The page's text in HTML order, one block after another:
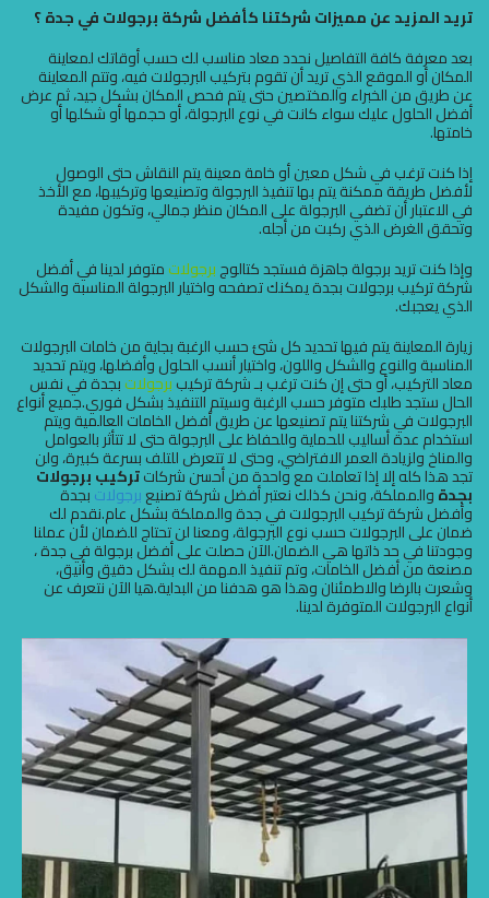
تريد المزيد عن مميزات شركتنا كأفضل شركة برجولات في جدة ؟
بعد معرفة كافة التفاصيل نحدد معاد مناسب لك حسب أوقاتك لمعاينة
المكان أو الموقع الذي تريد أن تقوم بتركيب البرجولات فيه، وتتم المعاينة
عن طريق من الخبراء والمختصين حتى يتم فحص المكان بشكل جيد، ثم عرض
أفضل الحلول عليك سواء كانت في نوع البرجولة، أو حجمها أو شكلها أو
خامتها.
إذا كنت ترغب في شكل معين أو خامة معينة يتم النقاش حتى الوصول
لأفضل طريقة ممكنة يتم بها تنفيذ البرجولة وتصنيعها وتركيبها، مع الأخذ
في الاعتبار أن تضفي البرجولة على المكان منظر جمالي، وتكون مفيدة
وتحقق الغرض الذي ركبت من أجله.
وإذا كنت تريد برجولة جاهزة فستجد كتالوجبرجولاتمتوفر لدينا في أفضل
شركة تركيب برجولات بجدة يمكنك تصفحه واختيار البرجولة المناسبة والشكل
الذي يعجبك.
زيارة المعاينة يتم فيها تحديد كل شئ حسب الرغبة بجاية من خامات البرجولات
المناسبة والنوع والشكل واللون، واختيار أنسب الحلول وأفضلها، ويتم تحديد
معاد التركيب، أو حتى إن كنت ترغب بـ شركة تركيببرجولاتبجدة في نفس
الحال ستجد طلبك متوفر حسب الرغبة وسيتم التنفيذ بشكل فوري.جميع أنواع
البرجولات في شركتنا يتم تصنيعها عن طريق أفضل الخامات العالمية ويتم
استخدام عدة أساليب للحماية وللحفاظ على البرجولة حتى لا تتأثر بالعوامل
والمناخ ولزيادة العمر الافتراضي، وحتى لا تتعرض للتلف بسرعة كبيرة، ولن
تجد هذا كله إلا إذا تعاملت مع واحدة من أحسن شركاتتركيب برجولات
بجدةوالمملكة، ونحن كذلك نعتبر أفضل شركة تصنيعبرجولاتبجدة
وأفضل شركة تركيب البرجولات في جدة والمملكة بشكل عام.نقدم لك
ضمان على البرجولات حسب نوع البرجولة، ومعنا لن تحتاج للضمان لأن عملنا
وجودتنا في حد ذاتها هي الضمان.الآن حصلت على أفضل برجولة في جدة ،
مصنعة من أفضل الخامات، وتم تنفيذ المهمة لك بشكل دقيق وأنيق،
وشعرت بالرضا والاطمئنان وهذا هو هدفنا من البداية.هيا الآن نتعرف عن
أنواع البرجولات المتوفرة لدينا.